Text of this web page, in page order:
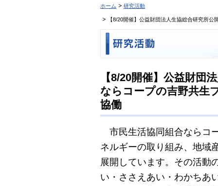
ホーム 研究活動
【8/20開催】公益財団法人生協総合研究所
【8/20開催】公益財団
ならコープの吉野共生
協働
市民生活協同組合ならコ
ネルギーの取り組み、地域
展開しています。その活動
い・ささえあい・わかちあ